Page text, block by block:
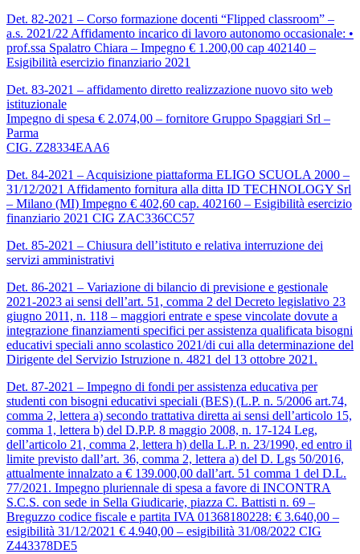
Det. 82-2021 – Corso formazione docenti “Flipped classroom” –
a.s. 2021/22 Affidamento incarico di lavoro autonomo occasionale: •
prof.ssa Spalatro Chiara – Impegno € 1.200,00 cap 402140 –
Esigibilità esercizio finanziario 2021
Det. 83-2021 – affidamento diretto realizzazione nuovo sito web
istituzionale
Impegno di spesa € 2.074,00 – fornitore Gruppo Spaggiari Srl –
Parma
CIG. Z28334EAA6
Det. 84-2021 – Acquisizione piattaforma ELIGO SCUOLA 2000 –
31/12/2021 Affidamento fornitura alla ditta ID TECHNOLOGY Srl
– Milano (MI) Impegno € 402,60 cap. 402160 – Esigibilità esercizio
finanziario 2021 CIG ZAC336CC57
Det. 85-2021 – Chiusura dell’istituto e relativa interruzione dei
servizi amministrativi
Det. 86-2021 – Variazione di bilancio di previsione e gestionale
2021-2023 ai sensi dell’art. 51, comma 2 del Decreto legislativo 23
giugno 2011, n. 118 – maggiori entrate e spese vincolate dovute a
integrazione finanziamenti specifici per assistenza qualificata bisogni
educativi speciali anno scolastico 2021/di cui alla determinazione del
Dirigente del Servizio Istruzione n. 4821 del 13 ottobre 2021.
Det. 87-2021 – Impegno di fondi per assistenza educativa per
studenti con bisogni educativi speciali (BES) (L.P. n. 5/2006 art.74,
comma 2, lettera a) secondo trattativa diretta ai sensi dell’articolo 15,
comma 1, lettera b) del D.P.P. 8 maggio 2008, n. 17-124 Leg,
dell’articolo 21, comma 2, lettera h) della L.P. n. 23/1990, ed entro il
limite previsto dall’art. 36, comma 2, lettera a) del D. Lgs 50/2016,
attualmente innalzato a € 139.000,00 dall’art. 51 comma 1 del D.L.
77/2021. Impegno pluriennale di spesa a favore di INCONTRA
S.C.S. con sede in Sella Giudicarie, piazza C. Battisti n. 69 –
Breguzzo codice fiscale e partita IVA 01368180228: € 3.640,00 –
esigibilità 31/12/2021 € 4.940,00 – esigibilità 31/08/2022 CIG
Z443378DE5